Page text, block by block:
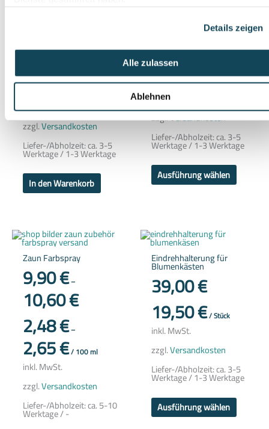
Details zeigen
Alle zulassen
Ablehnen
1,60€
inkl. 19 % MwSt.
zzgl.Versandkosten
Liefer-/Abholzeit:ca. 3-5
Werktage / 1-3 Werktage
In den Warenkorb
Zaun Zinkspray
9,90€
2,48€/100ml
inkl. MwSt.
zzgl.Versandkosten
Liefer-/Abholzeit:ca. 3-5
Werktage / 1-3 Werktage
Ausführung wählen
Dieses
weist
mehrere
auf.
können
auf
gewählt
werden
Zaun Farbspray
9,90€–
10,60€
2,48€–
2,65€/100ml
inkl. MwSt.
zzgl.Versandkosten
Liefer-/Abholzeit:ca. 5-10
Werktage / -
Dieses
Produkt
Produktseite
Eindrehhalterung für
Blumenkästen
39,00€
19,50€/Stück
inkl. MwSt.
zzgl.Versandkosten
Liefer-/Abholzeit:ca. 3-5
Werktage / 1-3 Werktage
Ausführung wählen